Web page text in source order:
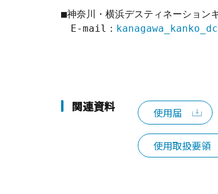
■神奈川・横浜デスティネーション
E-mail：
関連資料 使用届
使用取扱要領